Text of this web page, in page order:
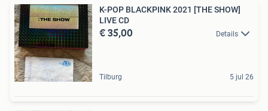
K-POP BLACKPINK 2021 [THE SHOW]
LIVE CD
€ 35,00 Details
Tilburg 5 jul 26